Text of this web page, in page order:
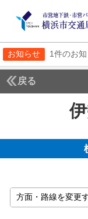
お知らせ 1件のお
戻る